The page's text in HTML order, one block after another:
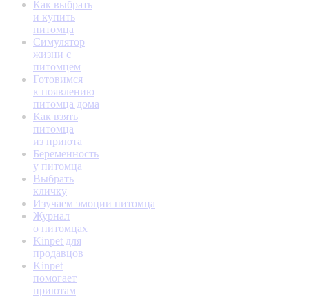
Как выбрать
и купить
питомца
Симулятор
жизни с
питомцем
Готовимся
к появлению
питомца дома
Как взять
питомца
из приюта
Беременность
у питомца
Выбрать
кличку
Изучаем эмоции питомца
Журнал
о питомцах
Kinpet для
продавцов
Kinpet
помогает
приютам